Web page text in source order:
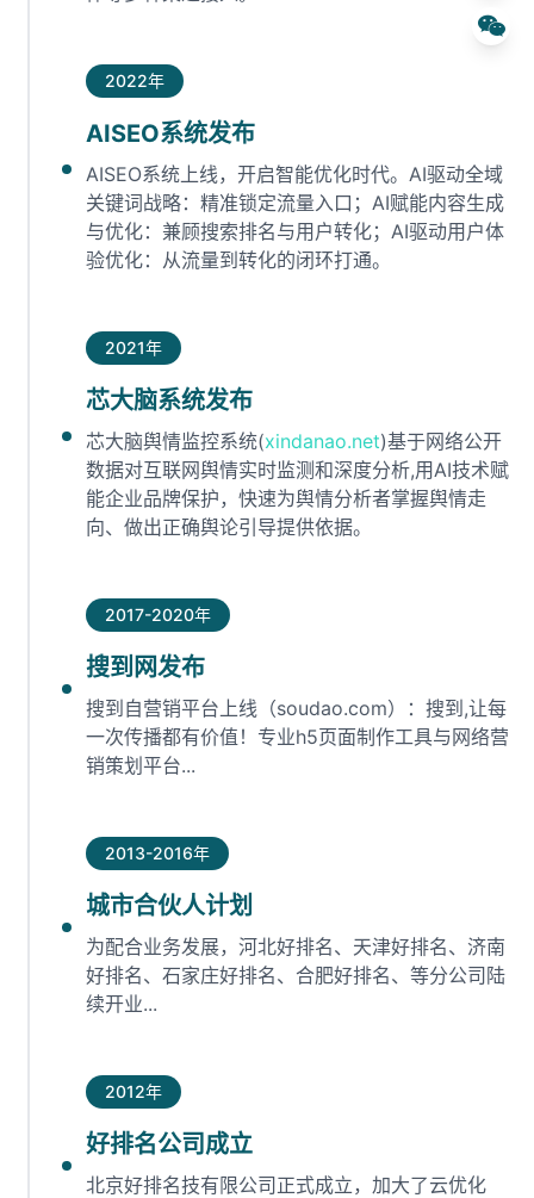
2022年
AISEO系统发布
AISEO系统上线，开启智能优化时代。AI驱动全域
关键词战略：精准锁定流量入口；AI赋能内容生成
与优化：兼顾搜索排名与用户转化；AI驱动用户体
验优化：从流量到转化的闭环打通。
2021年
芯大脑系统发布
芯大脑舆情监控系统(xindanao.net)基于网络公开
数据对互联网舆情实时监测和深度分析,用AI技术赋
能企业品牌保护，快速为舆情分析者掌握舆情走
向、做出正确舆论引导提供依据。
2017-2020年
搜到网发布
搜到自营销平台上线（soudao.com）：搜到,让每
一次传播都有价值！专业h5页面制作工具与网络营
销策划平台...
2013-2016年
城市合伙人计划
为配合业务发展，河北好排名、天津好排名、济南
好排名、石家庄好排名、合肥好排名、等分公司陆
续开业...
2012年
好排名公司成立
北京好排名技有限公司正式成立，加大了云优化